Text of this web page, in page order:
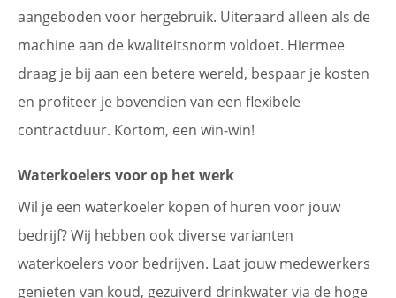
aangeboden voor hergebruik. Uiteraard alleen als de
machine aan de kwaliteitsnorm voldoet. Hiermee
draag je bij aan een betere wereld, bespaar je kosten
en profiteer je bovendien van een flexibele
contractduur. Kortom, een win-win!
Waterkoelers voor op het werk
Wil je een waterkoeler kopen of huren voor jouw
bedrijf? Wij hebben ook diverse varianten
waterkoelers voor bedrijven. Laat jouw medewerkers
genieten van koud, gezuiverd drinkwater via de hoge